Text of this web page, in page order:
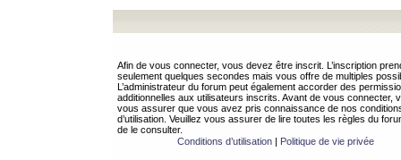
Afin de vous connecter, vous devez être inscrit. L’inscription
seulement quelques secondes mais vous offre de multiples
L’administrateur du forum peut également accorder des
additionnelles aux utilisateurs inscrits. Avant de vous connecter,
vous assurer que vous avez pris connaissance de nos
d’utilisation. Veuillez vous assurer de lire toutes les règles du
de le consulter.
Conditions d’utilisation| Politique de vie privée